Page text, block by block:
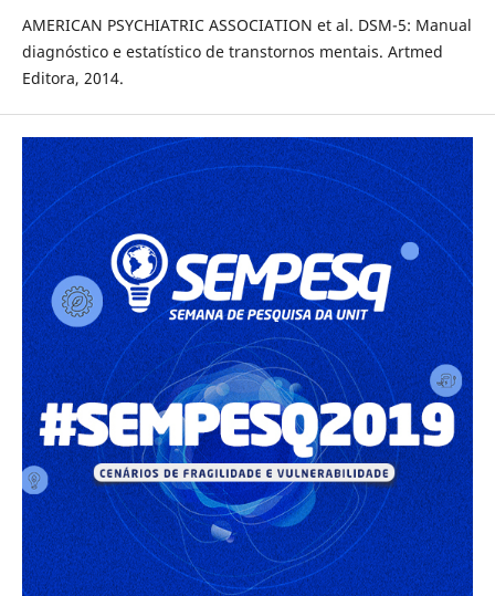
AMERICAN PSYCHIATRIC ASSOCIATION et al. DSM-5: Manual
diagnóstico e estatístico de transtornos mentais. Artmed
Editora, 2014.